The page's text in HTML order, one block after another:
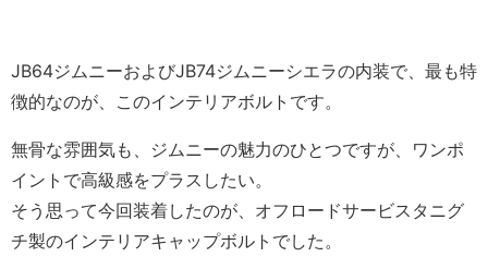
JB64ジムニーおよびJB74ジムニーシエラの内装で、最も特
徴的なのが、このインテリアボルトです。
無骨な雰囲気も、ジムニーの魅力のひとつですが、ワンポ
イントで高級感をプラスしたい。
そう思って今回装着したのが、オフロードサービスタニグ
チ製のインテリアキャップボルトでした。